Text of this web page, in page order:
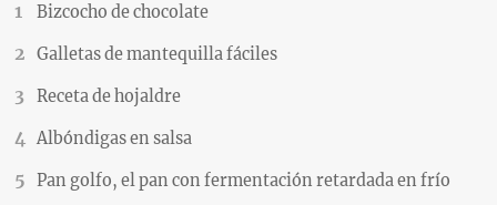
Bizcocho de chocolate
Galletas de mantequilla fáciles
Receta de hojaldre
Albóndigas en salsa
Pan golfo, el pan con fermentación retardada en frío